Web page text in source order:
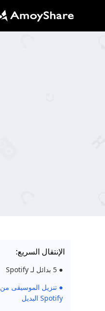
الإنتقال السريع:
● 5 بدائل لـ Spotify
● تنزيل الموسيقى من
Spotify البديل